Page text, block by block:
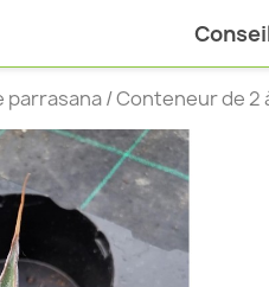
les plantes d'extérieur
rustiques
rustiques
rustiques
et arbustes à feuillage
grimpantes
Tous
parrasana / Conteneur de 2